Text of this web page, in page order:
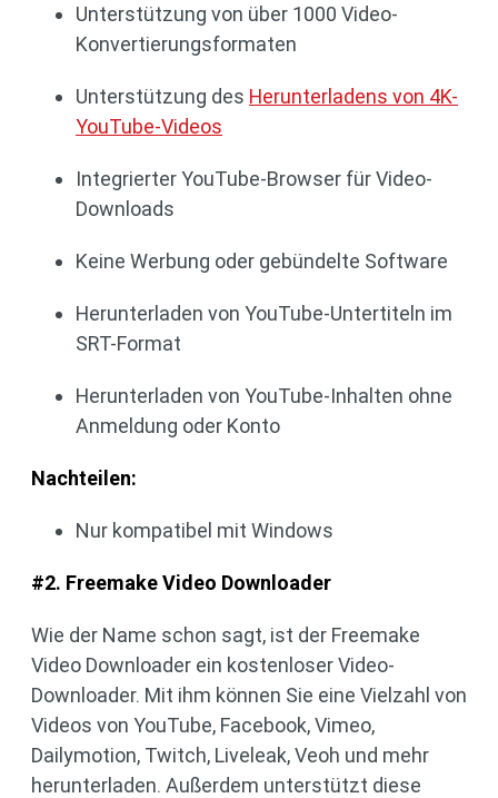
Unterstützung von über 1000 Video-
Konvertierungsformaten
Unterstützung des Herunterladens von 4K-
YouTube-Videos
Integrierter YouTube-Browser für Video-
Downloads
Keine Werbung oder gebündelte Software
Herunterladen von YouTube-Untertiteln im
SRT-Format
Herunterladen von YouTube-Inhalten ohne
Anmeldung oder Konto
Nachteilen:
Nur kompatibel mit Windows
#2. Freemake Video Downloader
Wie der Name schon sagt, ist der Freemake
Video Downloader ein kostenloser Video-
Downloader. Mit ihm können Sie eine Vielzahl von
Videos von YouTube, Facebook, Vimeo,
Dailymotion, Twitch, Liveleak, Veoh und mehr
herunterladen. Außerdem unterstützt diese